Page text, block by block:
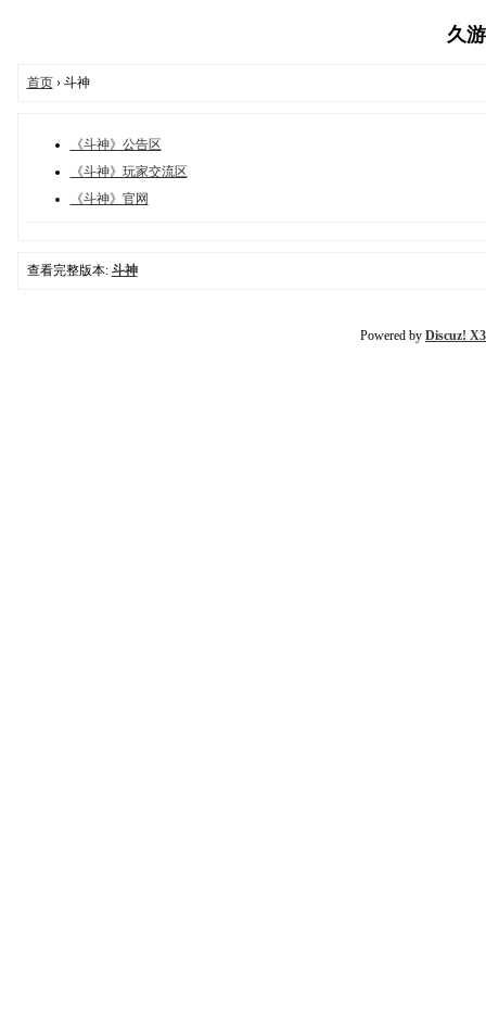
久
首页› 斗神
《斗神》公告区
《斗神》玩家交流区
《斗神》官网
查看完整版本: 斗神
Powered by Discuz!